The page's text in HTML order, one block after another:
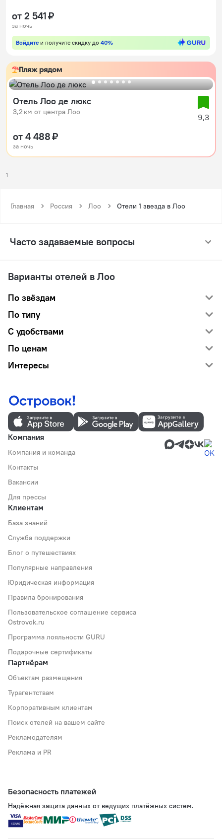
от 2 541 ₽
за ночь
Войдите и получите скидку до 40%
Пляж рядом
Отель Лоо де люкс
3,2 км от центра Лоо
9,3
от 4 488 ₽
за ночь
1
Главная Россия Лоо Отели 1 звезда в Лоо
Часто задаваемые вопросы
Варианты отелей в Лоо
По звёздам
По типу
С удобствами
По ценам
Интересы
Компания
Компания и команда
Контакты
Вакансии
Для прессы
Клиентам
База знаний
Служба поддержки
Блог о путешествиях
Популярные направления
Юридическая информация
Правила бронирования
Пользовательское соглашение сервиса
Ostrovok.ru
Программа лояльности GURU
Подарочные сертификаты
Партнёрам
Объектам размещения
Турагентствам
Корпоративным клиентам
Поиск отелей на вашем сайте
Рекламодателям
Реклама и PR
Безопасность платежей
Надёжная защита данных от ведущих платёжных систем.